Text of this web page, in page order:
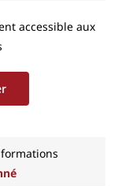
accessible aux